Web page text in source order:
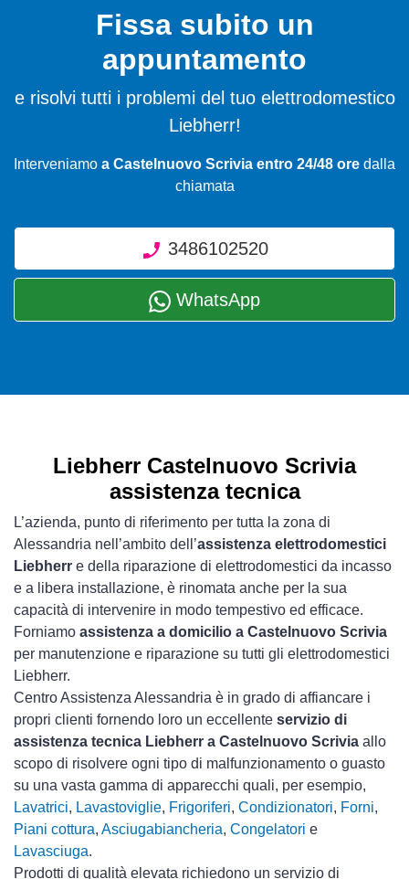
Fissa subito un
appuntamento
e risolvi tutti i problemi del tuo elettrodomestico
Liebherr!
Interveniamo a Castelnuovo Scrivia entro 24/48 ore dalla
chiamata
3486102520
WhatsApp
Liebherr Castelnuovo Scrivia
assistenza tecnica
L’azienda, punto di riferimento per tutta la zona di
Alessandria nell’ambito dell’assistenza elettrodomestici
Liebherr e della riparazione di elettrodomestici da incasso
e a libera installazione, è rinomata anche per la sua
capacità di intervenire in modo tempestivo ed efficace.
Forniamo assistenza a domicilio a Castelnuovo Scrivia
per manutenzione e riparazione su tutti gli elettrodomestici
Liebherr.
Centro Assistenza Alessandria è in grado di affiancare i
propri clienti fornendo loro un eccellente servizio di
assistenza tecnica Liebherr a Castelnuovo Scrivia allo
scopo di risolvere ogni tipo di malfunzionamento o guasto
su una vasta gamma di apparecchi quali, per esempio,
Lavatrici, Lavastoviglie, Frigoriferi, Condizionatori, Forni,
Piani cottura, Asciugabiancheria, Congelatori e
Lavasciuga.
Prodotti di qualità elevata richiedono un servizio di